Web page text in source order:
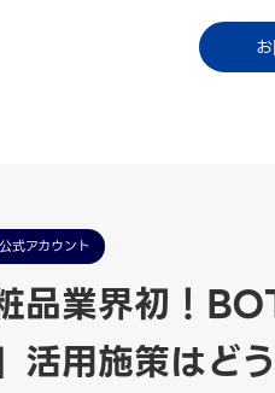
ご利用
式アカウント
品業界初！
活用施策はど